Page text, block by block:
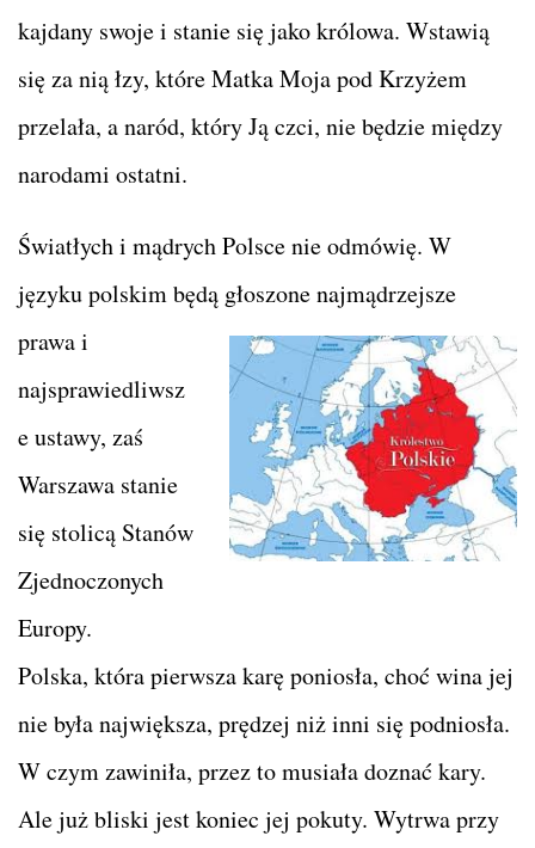
kajdany swoje i stanie się jako królowa. Wstawią
się za nią łzy, które Matka Moja pod Krzyżem
przelała, a naród, który Ją czci, nie będzie między
narodami ostatni.
Światłych i mądrych Polsce nie odmówię. W
języku polskim będą głoszone najmądrzejsze
prawa i
najsprawiedliwsz
e ustawy, zaś
Warszawa stanie
się stolicą Stanów
Zjednoczonych
Europy.
Polska, która pierwsza karę poniosła, choć wina jej
nie była największa, prędzej niż inni się podniosła.
W czym zawiniła, przez to musiała doznać kary.
Ale już bliski jest koniec jej pokuty. Wytrwa przy